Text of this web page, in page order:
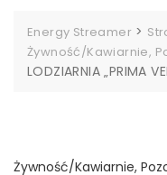
Energy Streamer >
Żywność/Kawiarnie,
LODZIARNIA „PRIMA
Żywność/Kawiarnie,